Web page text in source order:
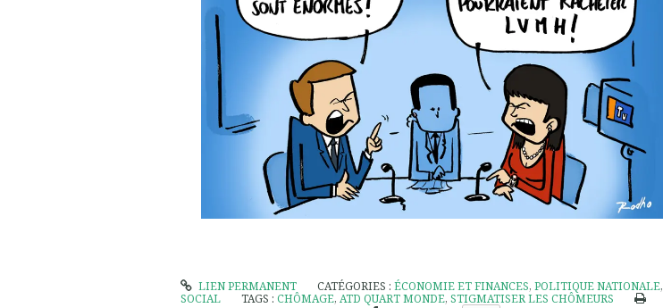
LIEN PERMANENT CATÉGORIES :ÉCONOMIE ET FINANCES,POLITIQUE NATIONALE,
SOCIAL
TAGS : CHÔMAGE, ATD QUART MONDE, STIGMATISER LES CHÔMEURS